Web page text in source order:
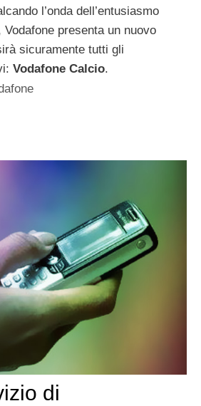
l’onda dell’entusiasmo
presenta un nuovo
sicuramente tutti gli
Vodafone Calcio.
di